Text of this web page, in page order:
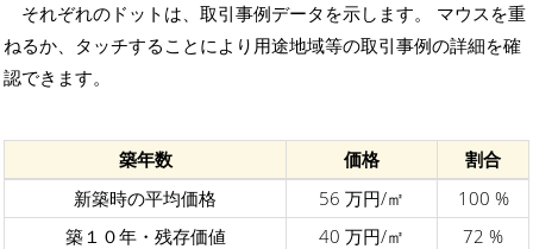
それぞれのドットは、取引事例データを示します。 マウスを重
ねるか、タッチすることにより用途地域等の取引事例の詳細を確
認できます。
築年数 価格
割合
新築時の平均価格
56 万円/㎡
100 %
築１０年・残存価値
40 万円/㎡
72 %